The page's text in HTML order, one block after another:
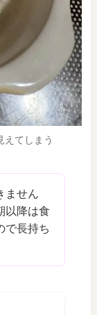
えてしまう
ません
以降は食
で長持ち